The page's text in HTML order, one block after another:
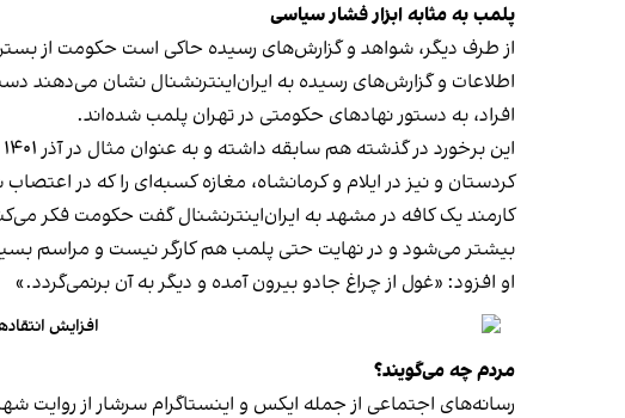
پلمب به مثابه ابزار فشار سیاسی
از طرف دیگر، شواهد و گزارش‌های رسیده حاکی است حکومت از
اطلاعات و گزارش‌های رسیده به ایران‌اینترنشنال نشان می‌دهند
افراد، به دستور نهادهای حکومتی در تهران پلمب شده‌اند.
کردستان و نیز در ایلام و کرمانشاه، مغازه کسبه‌ای را که در
کارمند یک کافه در مشهد به ایران‌اینترنشنال گفت حکومت فکر می‌کند
بیشتر می‌شود و در نهایت حتی پلمب هم کارگر نیست و مراسم
او افزود: «غول از چراغ جادو بیرون آمده و دیگر به آن برنمی‎‌گردد.»
افزایش
مردم چه می‌گویند؟
رسانه‎‌های اجتماعی از جمله ایکس و اینستاگرام سرشار از روایت شهروندان از پلمب شدن کسب‌وکارها و فشار اجتماعی بر زنان برای حجاب اجباری‌اند.